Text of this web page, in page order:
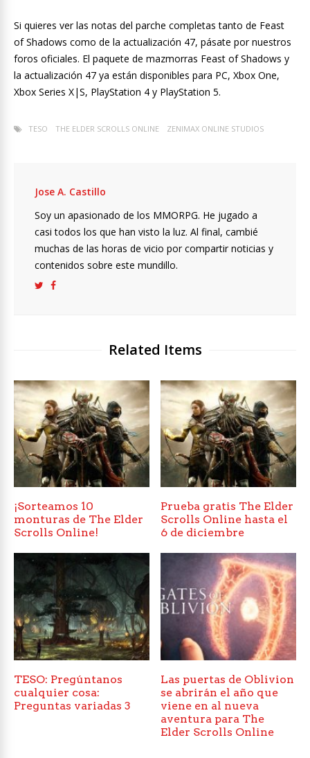
Si quieres ver las notas del parche completas tanto de Feast
of Shadows como de la actualización 47, pásate por nuestros
foros oficiales. El paquete de mazmorras Feast of Shadows y
la actualización 47 ya están disponibles para PC, Xbox One,
Xbox Series X|S, PlayStation 4 y PlayStation 5.
TESO THE ELDER SCROLLS ONLINE ZENIMAX ONLINE STUDIOS
Jose A. Castillo
Soy un apasionado de los MMORPG. He jugado a
casi todos los que han visto la luz. Al final, cambié
muchas de las horas de vicio por compartir noticias y
contenidos sobre este mundillo.
Related Items
¡Sorteamos 10
monturas de The Elder
Scrolls Online!
Prueba gratis The Elder
Scrolls Online hasta el
6 de diciembre
TESO: Pregúntanos
cualquier cosa:
Preguntas variadas 3
Las puertas de Oblivion
se abrirán el año que
viene en al nueva
aventura para The
Elder Scrolls Online